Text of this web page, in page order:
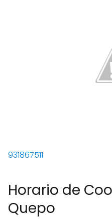
931867511
Horario de
Quepo